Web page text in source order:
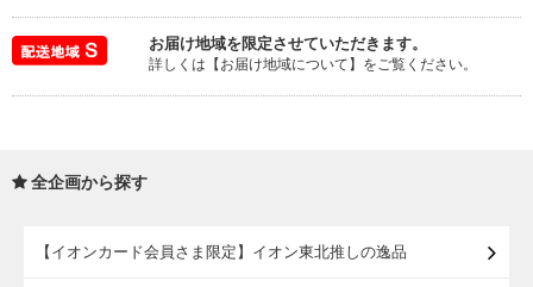
お届け地域を限定させていただきます。
詳しくは【お届け地域について】をご覧ください。
全企画から探す
【イオンカード会員さま限定】イオン東北推しの逸品